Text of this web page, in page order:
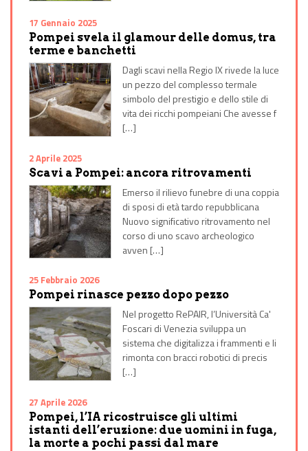
17 Gennaio 2025
Pompei svela il glamour delle domus, tra
terme e banchetti
Dagli scavi nella Regio IX rivede la luce
un pezzo del complesso termale
simbolo del prestigio e dello stile di
vita dei ricchi pompeiani Che avesse f
[…]
2 Aprile 2025
Scavi a Pompei: ancora ritrovamenti
Emerso il rilievo funebre di una coppia
di sposi di età tardo repubblicana
Nuovo significativo ritrovamento nel
corso di uno scavo archeologico
avven […]
25 Febbraio 2026
Pompei rinasce pezzo dopo pezzo
Nel progetto RePAIR, l’Università Ca'
Foscari di Venezia sviluppa un
sistema che digitalizza i frammenti e li
rimonta con bracci robotici di precis
[…]
27 Aprile 2026
Pompei, l’IA ricostruisce gli ultimi
istanti dell’eruzione: due uomini in fuga,
la morte a pochi passi dal mare